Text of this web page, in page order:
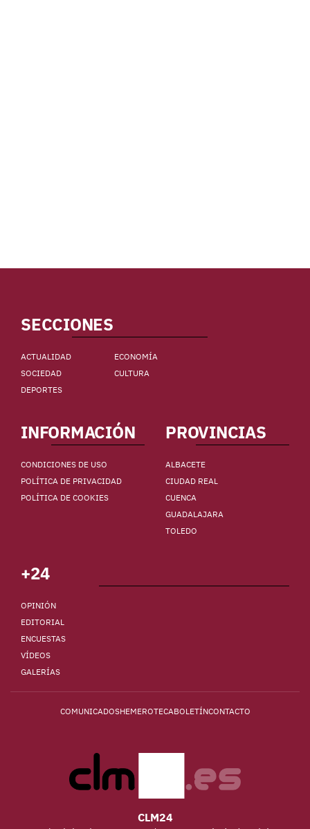
SECCIONES
ACTUALIDAD
ECONOMÍA
SOCIEDAD
CULTURA
DEPORTES
INFORMACIÓN
CONDICIONES DE USO
POLÍTICA DE PRIVACIDAD
POLÍTICA DE COOKIES
PROVINCIAS
ALBACETE
CIUDAD REAL
CUENCA
GUADALAJARA
TOLEDO
+24
OPINIÓN
EDITORIAL
ENCUESTAS
VÍDEOS
GALERÍAS
COMUNICADOSHEMEROTECABOLETÍNCONTACTO
CLM24